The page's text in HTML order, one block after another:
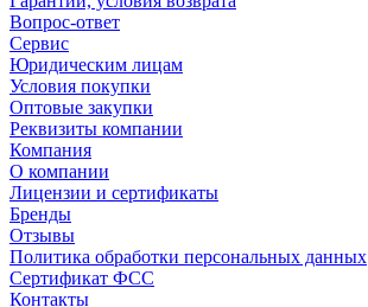
Вопрос-ответ
Сервис
Юридическим лицам
Условия покупки
Оптовые закупки
Реквизиты компании
Компания
О компании
Лицензии и сертификаты
Бренды
Отзывы
Политика обработки персональных данных
Сертификат ФСС
Контакты